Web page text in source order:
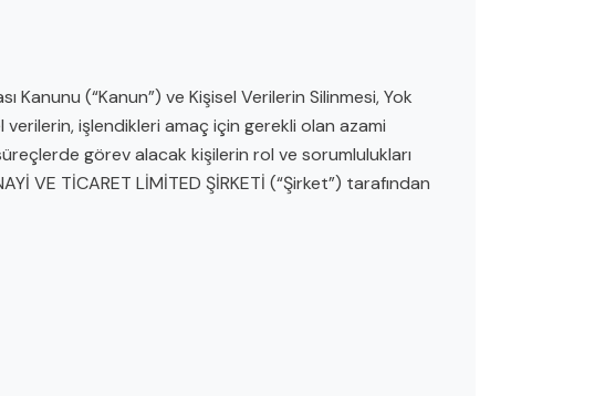
Kanunu (“Kanun”) ve Kişisel Verilerin Silinmesi, Yok
verilerin, işlendikleri amaç için gerekli olan azami
görev alacak kişilerin rol ve sorumlulukları
VE TİCARET LİMİTED ŞİRKETİ (“Şirket”) tarafından